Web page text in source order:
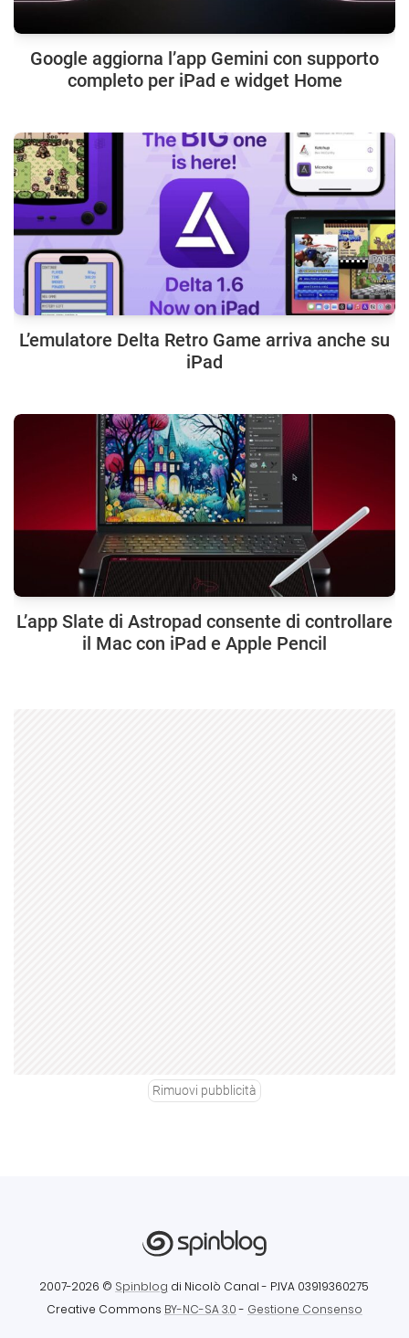
Google aggiorna l’app Gemini con supporto
completo per iPad e widget Home
L’emulatore Delta Retro Game arriva anche su
iPad
L’app Slate di Astropad consente di controllare
il Mac con iPad e Apple Pencil
Rimuovi pubblicità
2007-2026 © Spinblog di Nicolò Canal - P.IVA 03919360275
Creative Commons BY-NC-SA 3.0- Gestione Consenso